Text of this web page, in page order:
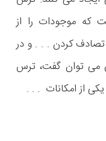
که موجودات را از
تصادف کردن . . . و در
می توان گفت، ترس‌
از امکانات . . .